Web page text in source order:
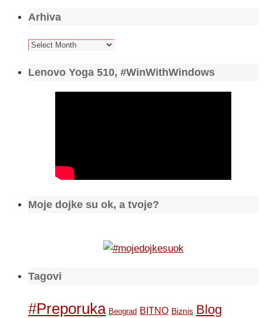
Arhiva
Arhiva
Lenovo Yoga 510, #WinWithWindows
Moje dojke su ok, a tvoje?
Tagovi
#Preporuka Beograd BITNO Biznis Blog